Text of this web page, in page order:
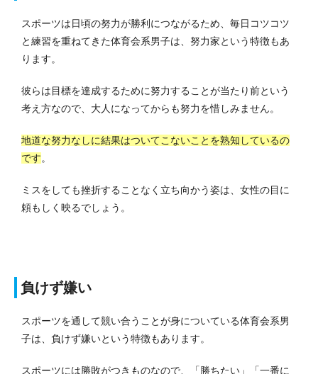
スポーツは日頃の努力が勝利につながるため、毎日コツコツ
と練習を重ねてきた体育会系男子は、努力家という特徴もあ
ります。
彼らは目標を達成するために努力することが当たり前という
考え方なので、大人になってからも努力を惜しみません。
地道な努力なしに結果はついてこないことを熟知しているの
です。
ミスをしても挫折することなく立ち向かう姿は、女性の目に
頼もしく映るでしょう。
負けず嫌い
スポーツを通して競い合うことが身についている体育会系男
子は、負けず嫌いという特徴もあります。
スポーツには勝敗がつきものなので、「勝ちたい」「一番に